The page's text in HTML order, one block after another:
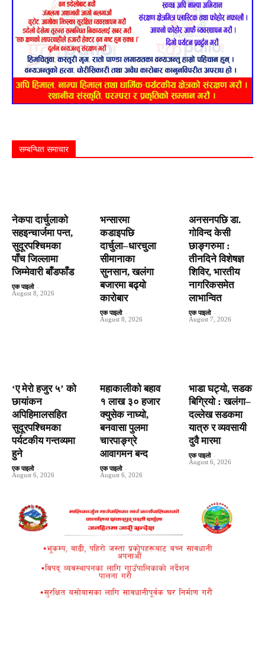
सम्बन्धित समाचार
नेकपा दार्चुलाको
सहइन्चार्जमा पन्त,
सुदूरपश्चिमका
पाँच जिल्लामा
जिम्मेवारी बाँडफाँड
एक पाइलो -
August 8, 2026
भन्सारमा
कडाइपछि
दार्चुला–धारचुला
सीमानाका
सुनसान, खलंगा
बजारमा बढ्यो
कारोबार
एक पाइलो -
August 8, 2026
अनसनपछि डा.
गोविन्द केसी
छाङ्गरुमा :
तीनदिने विशेषज्ञ
शिविर, भारतीय
नागरिकसमेत
लाभान्वित
एक पाइलो -
August 7, 2026
‘ए मेरो हजुर ५’ को
छायांकन
अपिहिमालसहित
सुदूरपश्चिमका
पर्यटकीय गन्तव्यमा
हुने
एक पाइलो -
August 6, 2026
महाकालीको बहाव
१ लाख ३० हजार
क्युसेक नाघ्यो,
बनवासा पुलमा
चारपाङ्ग्रे
आवागमन बन्द
एक पाइलो -
August 6, 2026
भाडा घट्यो, सडक
बिग्रियो : खलंगा–
दल्लेख सडकमा
यात्रु र व्यवसायी
दुवै मारमा
एक पाइलो -
August 6, 2026